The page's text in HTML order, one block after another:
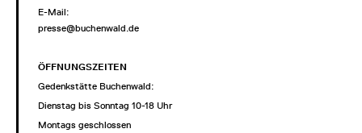
E-Mail:
presse@buchenwald.de
ÖFFNUNGSZEITEN
Gedenkstätte Buchenwald:
Dienstag bis Sonntag 10-18 Uhr
Montags geschlossen